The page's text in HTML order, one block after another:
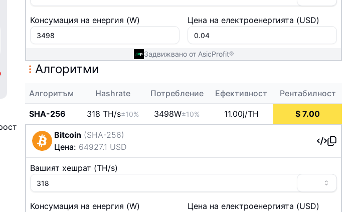
Консумация на енергия (W) Цена на електроенергията (USD)
Задвижвано от AsicProfit®
Алгоритми
Алгоритъм Hashrate Потребление Ефективност Рентабилност
SHA-256 318 TH/s±10% 3498W±10% 11.00j/TH $ 7.00
Bitcoin (SHA-256)
Цена: 64927.1 USD
Вашият хешрат (TH/s)
Консумация на енергия (W) Цена на електроенергията (USD)